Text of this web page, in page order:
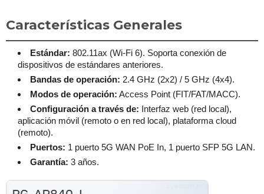
Características Generales
Estándar: 802.11ax (Wi-Fi 6). Soporta conexión de
dispositivos de estándares anteriores.
Bandas de operación: 2.4 GHz (2x2) / 5 GHz (4x4).
Modos de operación: Access Point (FIT/FAT/MACC).
Configuración a través de: Interfaz web (red local),
aplicación móvil (remoto o en red local), plataforma cloud
(remoto).
Puertos: 1 puerto 5G WAN PoE In, 1 puerto SFP 5G LAN.
Garantía: 3 años.